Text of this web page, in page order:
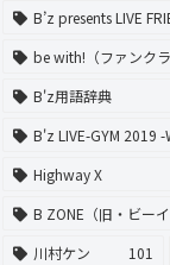
B’z presents LIVE
be with!（ファンク
B'z用語辞典
B'z LIVE-GYM 2019
Highway X
B ZONE（旧・ビーイ
川村ケン
101